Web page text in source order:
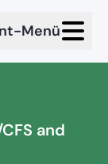
Menü
and